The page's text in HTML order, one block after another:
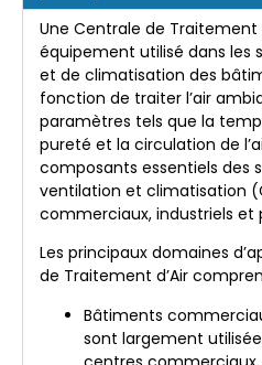
Une Centrale de Traitement
équipement utilisé dans les
et de climatisation des
fonction de traiter l’air
paramètres tels que la
pureté et la circulation de
composants essentiels des
ventilation et climatisation
commerciaux, industriels et
Les principaux domaines
de Traitement d’Air
Bâtiments
sont largement